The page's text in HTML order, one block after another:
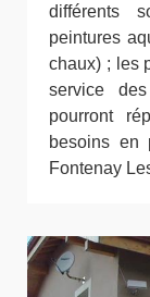
différents
peintures
chaux) ; les
service
pourront
besoins en
Fontenay